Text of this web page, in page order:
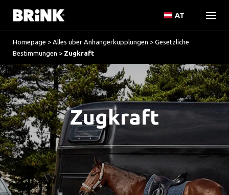
AT
Homepage > Alles uber Anhangerkupplungen > Gesetzliche
Bestimmungen > Zugkraft
Zugkraft